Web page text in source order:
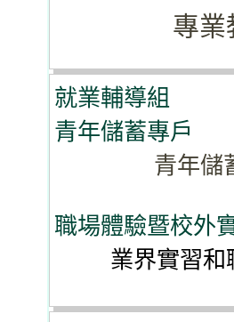
專業
就業輔導組
青年儲蓄專戶
青年儲蓄專
職場體驗暨校外
業界實習和